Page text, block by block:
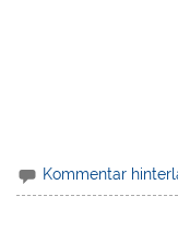
Kommentar